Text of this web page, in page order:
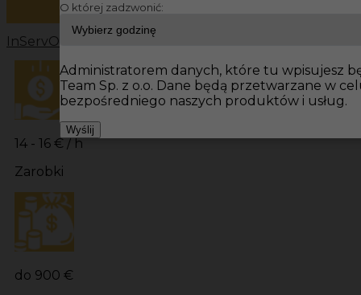
InServOferty pracy Prace budowlane Niemcy
14 - 16 € / h
Zarobki
do 900 €
O której zadzwonić:
Administratorem danych, które tu wpisujesz
Team Sp. z o.o. Dane będą przetwarzane w
bezpośredniego naszych produktów i usług.
Wyślij